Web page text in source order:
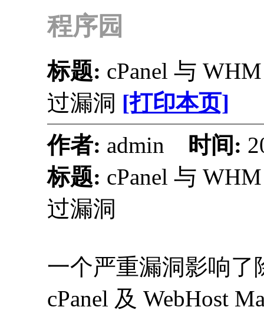
程序园
标题: cPanel 与
过漏洞 [打印本页]
作者: admin 时间:
标题: cPanel 与
过漏洞
一个严重漏洞影响了
cPanel 及 WebHost